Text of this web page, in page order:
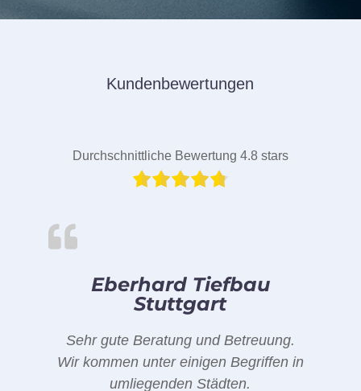
Kundenbewertungen
Durchschnittliche Bewertung 4.8 stars
Eberhard Tiefbau
Stuttgart
Sehr gute Beratung und Betreuung.
Wir kommen unter einigen Begriffen in
umliegenden Städten.